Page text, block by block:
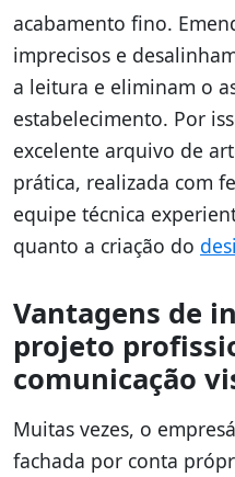
acabamento fino.
imprecisos e
a leitura e eliminam o
estabelecimento. Por
excelente arquivo de
prática, realizada com
equipe técnica
quanto a criação do
Vantagens de
projeto
comunicação
Muitas vezes, o
fachada por conta